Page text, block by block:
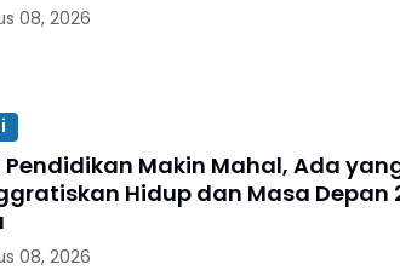
08, 2026
Pendidikan Makin Mahal, Ada
Hidup dan Masa Depan
08, 2026